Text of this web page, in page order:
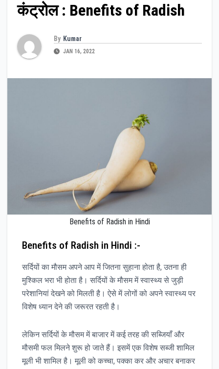
कंट्रोल : Benefits of Radish
By Kumar
JAN 16, 2022
Benefits of Radish in Hindi
Benefits of Radish in Hindi :-
सर्दियों का मौसम अपने आप में जितना सुहाना होता है, उतना ही
मुश्किल भरा भी होता है। सर्दियों के मौसम में स्वास्थ्य से जुड़ी
परेशानियां देखने को मिलती है। ऐसे में लोगों को अपने स्वास्थ्य पर
विशेष ध्यान देने की जरूरत रहती है।
लेकिन सर्दियों के मौसम में बाजार में कई तरह की सब्जियाँ और
मौसमी फल मिलने शुरू हो जाते हैं। इसमें एक विशेष सब्जी शामिल
मूली भी शामिल है। मूली को कच्चा, पक्का कर और अचार बनाकर